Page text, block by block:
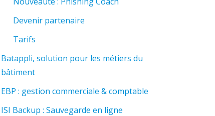
Devenir partenaire
Tarifs
Batappli, solution pour les métiers du
bâtiment
EBP : gestion commerciale & comptable
ISI Backup : Sauvegarde en ligne